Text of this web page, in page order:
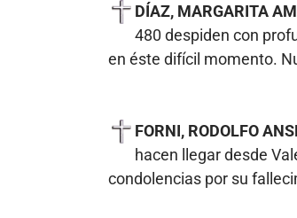
DÍAZ, MARGARITA
480 despiden con
en éste difícil momento.
FORNI, RODOLFO
hacen llegar desde
condolencias por su